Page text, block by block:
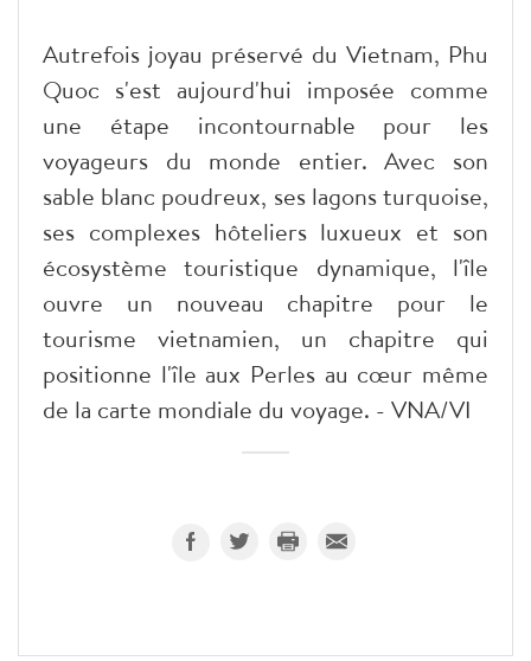
Autrefois joyau préservé du Vietnam, Phu
Quoc s'est aujourd'hui imposée comme
une étape incontournable pour les
voyageurs du monde entier. Avec son
sable blanc poudreux, ses lagons turquoise,
ses complexes hôteliers luxueux et son
écosystème touristique dynamique, l'île
ouvre un nouveau chapitre pour le
tourisme vietnamien, un chapitre qui
positionne l'île aux Perles au cœur même
de la carte mondiale du voyage. - VNA/VI